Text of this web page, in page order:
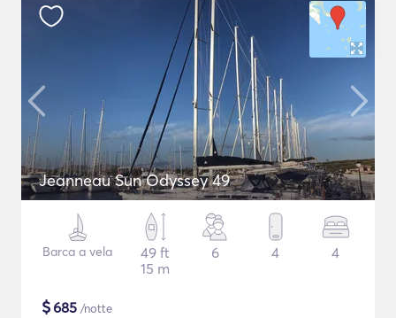
Jeanneau Sun Odyssey 49
Barca a vela
49 ft
15 m
6 4 4
$685 /notte